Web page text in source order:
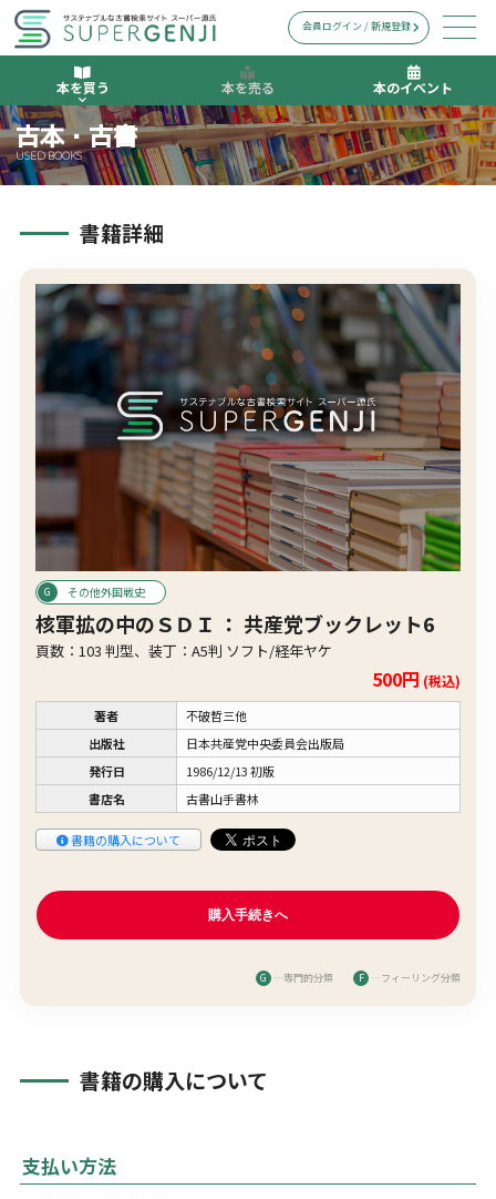
本を買う 本を売る 本のイベント
会員ログイン / 新規登録
古本・古書
USED BOOKS
書籍詳細
その他外国戦史
核軍拡の中のＳＤＩ ： 共産党ブックレット6
頁数：103 判型、装丁：A5判 ソフト/経年ヤケ
500円 (税込)
著者
不破哲三他
出版社
日本共産党中央委員会出版局
発行日
1986/12/13 初版
書店名
古書山手書林
書籍の購入について
G …専門的分類 F …フィーリング分類
書籍の購入について
支払い方法